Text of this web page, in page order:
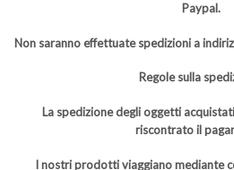
Paypal.
Non saranno effettuate spedizioni a
Regole sulla
La spedizione degli oggetti
riscontrato il
I nostri prodotti viaggiano mediante